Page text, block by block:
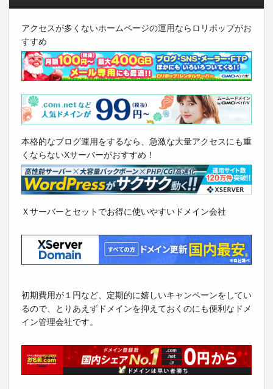
アクセスが多くないホームページの運用ならロリポップがお
すすめ
本格的なブログ運用をするなら、急激な大量アクセスにも重
くならないXサーバーがおすすめ！
Ｘサーバーとセットでお得に使いやすいドメイン会社
初期費用が１円など、定期的に嬉しいキャンペーンをしてい
るので、とりあえずドメインを抑えておくのにも便利なドメ
イン管理会社です。